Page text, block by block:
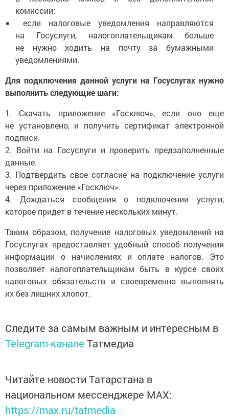
комиссии;
если налоговые уведомления направляются
на Госуслуги, налогоплательщикам больше
не нужно ходить на почту за бумажными
уведомлениями.
Для подключения данной услуги на Госуслугах нужно
выполнить следующие шаги:
1. Скачать приложение «Госключ», если оно еще
не установлено, и получить сертификат электронной
подписи.
2. Войти на Госуслуги и проверить предзаполненные
данные.
3. Подтвердить свое согласие на подключение услуги
через приложение «Госключ».
4. Дождаться сообщения о подключении услуги,
которое придет в течение нескольких минут.
Таким образом, получение налоговых уведомлений на
Госуслугах предоставляет удобный способ получения
информации о начислениях и оплате налогов. Это
позволяет налогоплательщикам быть в курсе своих
налоговых обязательств и своевременно выполнять
их без лишних хлопот.
Следите за самым важным и интересным в
Telegram-канале Татмедиа
Читайте новости Татарстана в
национальном мессенджере MАХ:
https://max.ru/tatmedia